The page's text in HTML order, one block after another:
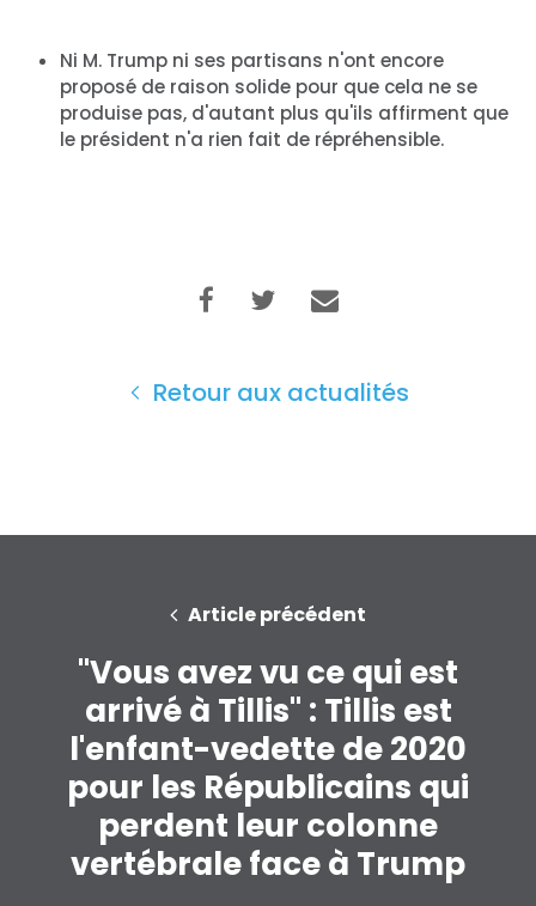
Ni M. Trump ni ses partisans n'ont encore
proposé de raison solide pour que cela ne se
produise pas, d'autant plus qu'ils affirment que
le président n'a rien fait de répréhensible.
Retour aux actualités
Article précédent
"Vous avez vu ce qui est
arrivé à Tillis" : Tillis est
l'enfant-vedette de 2020
pour les Républicains qui
perdent leur colonne
vertébrale face à Trump